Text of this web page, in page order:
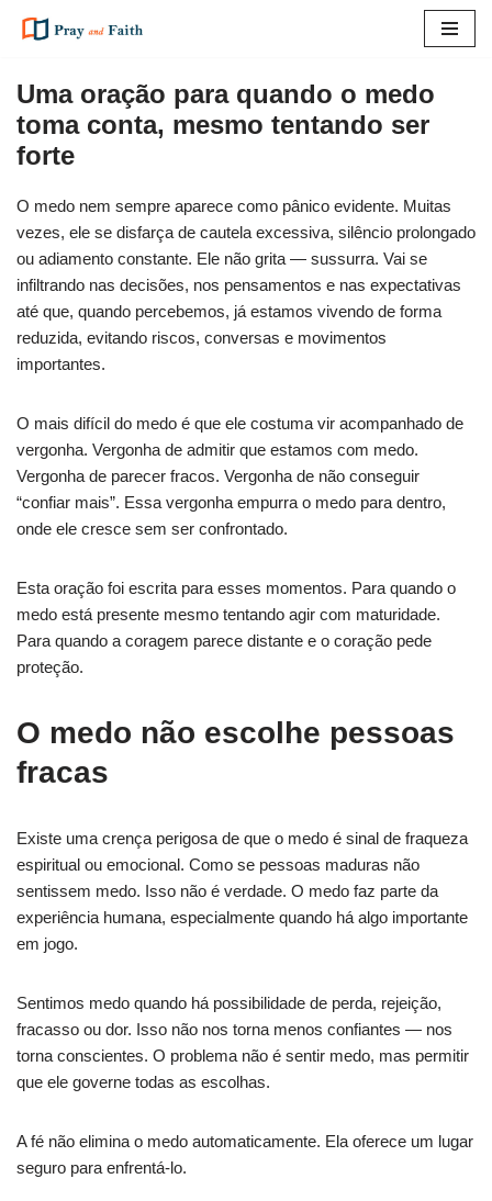
para
conteúdo
Uma oração para quando o medo
toma conta, mesmo tentando ser
forte
O medo nem sempre aparece como pânico evidente. Muitas
vezes, ele se disfarça de cautela excessiva, silêncio prolongado
ou adiamento constante. Ele não grita — sussurra. Vai se
infiltrando nas decisões, nos pensamentos e nas expectativas
até que, quando percebemos, já estamos vivendo de forma
reduzida, evitando riscos, conversas e movimentos
importantes.
O mais difícil do medo é que ele costuma vir acompanhado de
vergonha. Vergonha de admitir que estamos com medo.
Vergonha de parecer fracos. Vergonha de não conseguir
“confiar mais”. Essa vergonha empurra o medo para dentro,
onde ele cresce sem ser confrontado.
Esta oração foi escrita para esses momentos. Para quando o
medo está presente mesmo tentando agir com maturidade.
Para quando a coragem parece distante e o coração pede
proteção.
O medo não escolhe pessoas
fracas
Existe uma crença perigosa de que o medo é sinal de fraqueza
espiritual ou emocional. Como se pessoas maduras não
sentissem medo. Isso não é verdade. O medo faz parte da
experiência humana, especialmente quando há algo importante
em jogo.
Sentimos medo quando há possibilidade de perda, rejeição,
fracasso ou dor. Isso não nos torna menos confiantes — nos
torna conscientes. O problema não é sentir medo, mas permitir
que ele governe todas as escolhas.
A fé não elimina o medo automaticamente. Ela oferece um lugar
seguro para enfrentá-lo.